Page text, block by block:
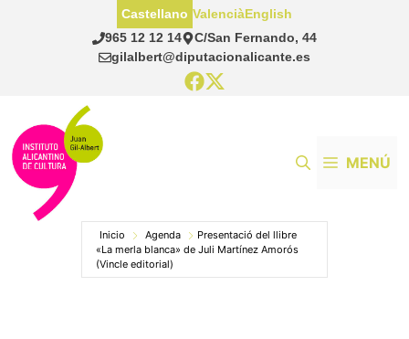
965 12 12 14
C/San Fernando, 44
gilalbert@diputacionalicante.es
Castellano ValenciàEnglish
MENÚ
Inicio Agenda
Presentació del llibre
«La merla blanca» de Juli Martínez Amorós
(Vincle editorial)